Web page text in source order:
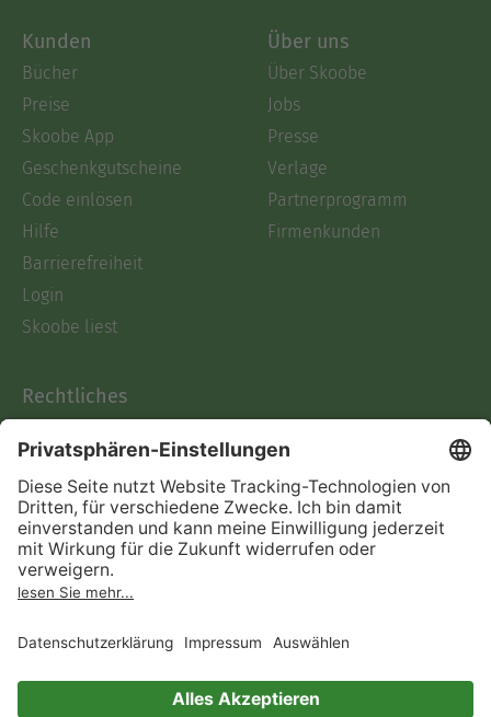
Kunden
Bücher
Preise
Skoobe App
Geschenkgutscheine
Code einlösen
Hilfe
Barrierefreiheit
Login
Skoobe liest
Über uns
Über Skoobe
Jobs
Presse
Verlage
Partnerprogramm
Firmenkunden
Rechtliches
AGB
Informationen nach Data
Act
Verträge hier kündigen
Impressum